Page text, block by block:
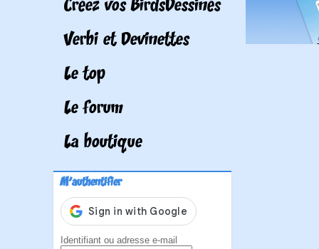
Créez vos BirdsDessinés
Verbi et Devinettes
Le top
Le forum
La boutique
M'authentifier
Identifiant ou adresse e-mail